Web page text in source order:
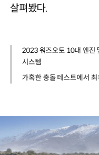
살펴봤다.
2023 워즈오토 10대 엔진
시스템
가혹한 충돌 테스트에서